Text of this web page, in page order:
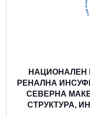
НАЦИОНАЛЕН
РЕНАЛНА
СЕВЕРНА
СТРУКТУРА,